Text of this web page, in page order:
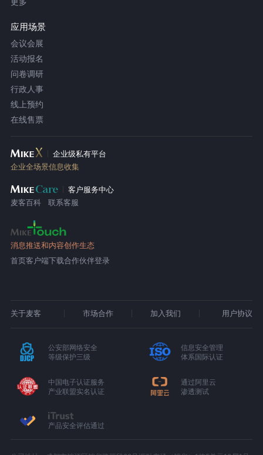
应用场景
会议会展
活动报名
问卷调研
行政人事
线上预约
在线售票
企业级私有平台
企业全场景信息收集
客户服务中心
麦客百科
联系客服
消息推送和内容创作生态
首页客户端下载合作伙伴登录
关于麦客 市场合作 加入我们 用户协议
公安部网络安全
等级保护三级
信息安全管理
体系国际认证
中国电子认证服务
产业联盟实名认证
通过阿里云
渗透测试
产品安全评估通过